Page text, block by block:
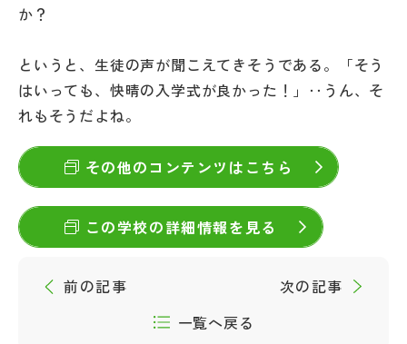
か？
というと、生徒の声が聞こえてきそうである。「そう
はいっても、快晴の入学式が良かった！」‥うん、そ
れもそうだよね。
その他のコンテンツはこちら
この学校の詳細情報を見る
前の記事
一覧へ戻る
次の記事